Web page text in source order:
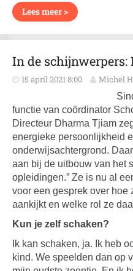
Lees meer >
In de schijnwerpers:
15 april 2021 8:00 Michel
functie van coördinator
Directeur Dharma Tjiam
energieke persoonlijkheid
onderwijsachtergrond.
aan bij de uitbouw van het
opleidingen.” Ze is nu al
voor een gesprek over hoe
aankijkt en welke rol ze
Kun je zelf schaken?
Ik kan schaken, ja. Ik heb
kind. We speelden dan op